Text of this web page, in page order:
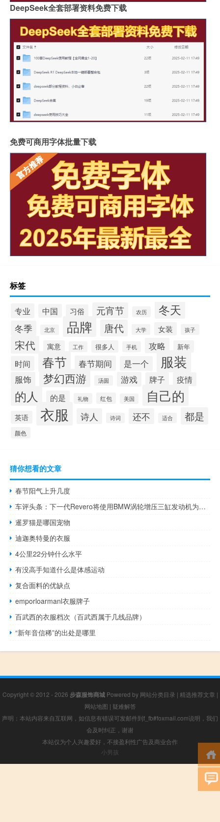
DeepSeek全套部署资料免费下载
免费可商用字体批量下载
标签
专业 中国 习俗 元宵节 农历 冬天
冬季 北京 品牌 唐代 大学 女装 孩子
宋代 寓意 工作 很多人 手机 攻略 新年
时间 春节 春节期间 是一个 服装
服饰 梦幻西游 汤圆 游戏 牌子 疫情
的人 的是 礼物 红包 美国 自己的
英语 衣服 诗人 诗词 还不 适合 都是
颜色
猜你想看的文章
春节阳气上升几度
车评头条：下一代Revero将使用BMW涡轮增压三缸发动机为车载发电机提供动力
暹罗猫是哪国宠物
迪迦奥特曼的衣服
4公里22分钟什么水平
有没高手知道什么是体感运动
复合面料的优缺点
emporloarmanl衣服牌子
百武西的衣服档次（百武西属于几线品牌）
“新年音信稀”的出处是哪里
Copyright © 2012 - 2026 步森服饰商城Powered by 网站分类目录 | 精选推荐文章 |
网站地图 | 疑难解答
声明：本站内容来自互联网，如信息有错误可发邮件到f_fb#foxmail.com说明，我们
会及时纠正，谢谢
本站仅为个人兴趣爱好，不接盈利性广告及商业合作
小男孩